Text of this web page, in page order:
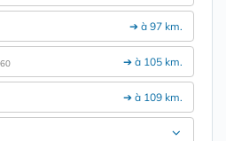
➔ à 97 km.
➔ à 105 km.
➔ à 109 km.